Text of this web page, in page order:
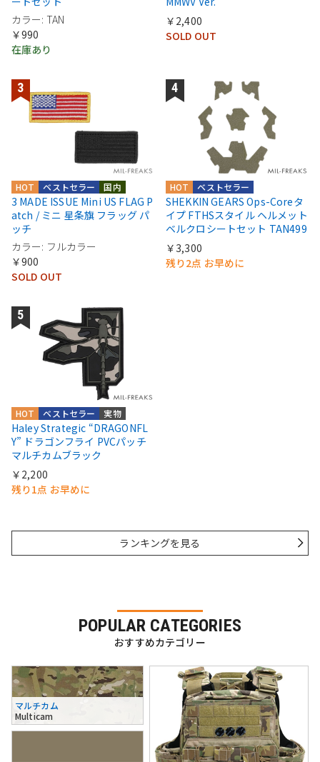
カラー: TAN
￥990
在庫あり
￥2,400
SOLD OUT
国内
ベストセラー
HOT
3 MADE ISSUE Mini US FLAG P
atch / ミニ 星条旗 フラッグ パ
ッチ
カラー: フルカラー
￥900
SOLD OUT
ベストセラー
HOT
SHEKKIN GEARS Ops-Coreタ
イプ FTHSスタイル ヘルメット
ベルクロシートセット TAN499
￥3,300
残り2点 お早めに
実物
ベストセラー
HOT
Haley Strategic “DRAGONFL
Y” ドラゴンフライ PVCパッチ
マルチカムブラック
￥2,200
残り1点 お早めに
ランキングを見る
POPULAR CATEGORIES
おすすめカテゴリー
マルチカム
Multicam